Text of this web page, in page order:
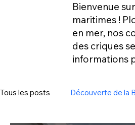
Bienvenue
maritimes !
en mer, nos
des criques
informations
Tous les posts Découverte de la